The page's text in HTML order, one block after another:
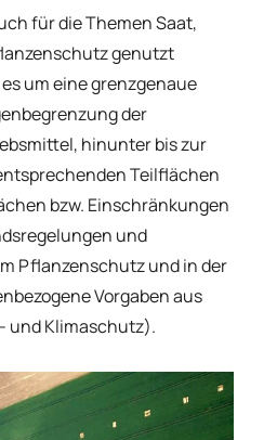
für die Themen Saat,
genutzt
um eine grenzgenaue
der
hinunter bis zur
Teilflächen
bzw. Einschränkungen
und
Pflanzenschutz und in der
Vorgaben aus
und Klimaschutz).